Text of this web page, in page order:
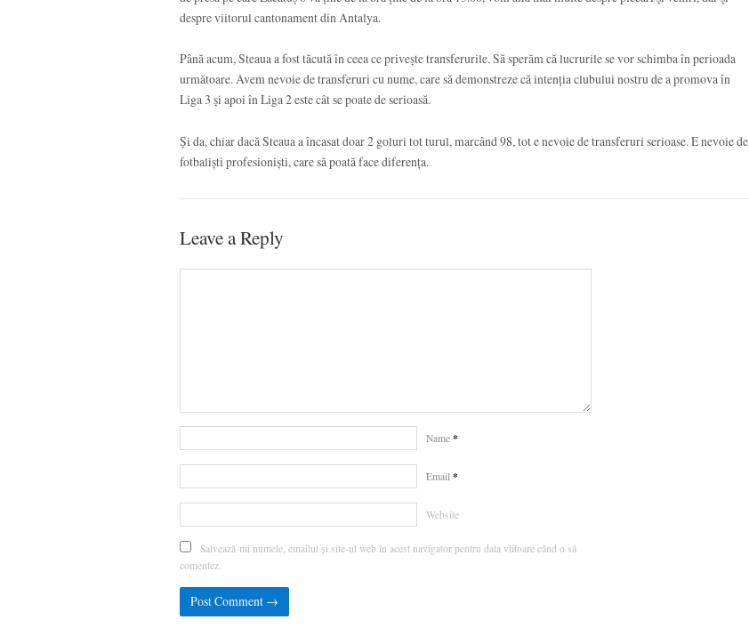
despre viitorul cantonament din Antalya.
Până acum, Steaua a fost tăcută în ceea ce privește transferurile. Să sperăm că lucrurile se vor schimba în perioada
următoare. Avem nevoie de transferuri cu nume, care să demonstreze că intenția clubului nostru de a promova în
Liga 3 și apoi în Liga 2 este cât se poate de serioasă.
Și da, chiar dacă Steaua a încasat doar 2 goluri tot turul, marcând 98, tot e nevoie de transferuri serioase. E nevoie de
fotbaliști profesioniști, care să poată face diferența.
Leave a Reply
Name *
Email *
Website
Salvează-mi numele, emailul și site-ul web în acest navigator pentru data viitoare când o să
comentez.